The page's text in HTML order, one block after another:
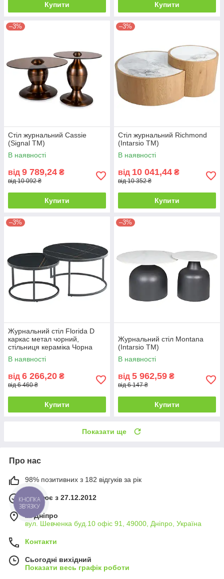
Купити Купити
–3%
Стіл журнальний Cassie
(Signal ТМ)
В наявності
від 9 789,24 ₴
від 10 092 ₴
Купити
–3%
Стіл журнальний Richmond
(Intarsio ТМ)
В наявності
від 10 041,44 ₴
від 10 352 ₴
Купити
–3%
Журнальний стіл Florida D
каркас метал чорний,
стільниця кераміка Чорна
(Intarsio TM)
В наявності
від 6 266,20 ₴
від 6 460 ₴
Купити
–3%
Журнальний стіл Montana
(Intarsio TM)
В наявності
від 5 962,59 ₴
від 6 147 ₴
Купити
Показати ще
Про нас
98% позитивних з 182 відгуків за рік
Працює з 27.12.2012
м. Дніпро
вул. Шевченка буд.10 офіс 91, 49000, Дніпро, Україна
Контакти
Сьогодні вихідний
Показати весь графік роботи
КНОПКА
ЗВ'ЯЗКУ